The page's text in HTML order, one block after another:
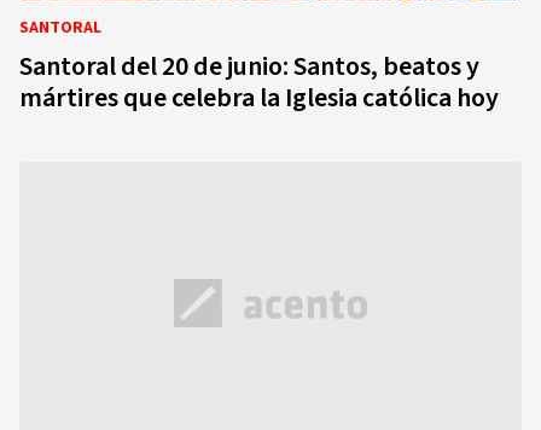
SANTORAL
Santoral del 20 de junio: Santos, beatos y
mártires que celebra la Iglesia católica hoy